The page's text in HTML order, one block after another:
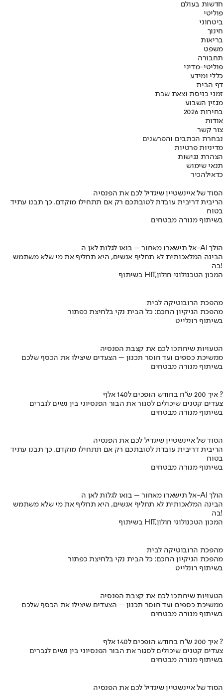
חדשות בעולם
פוליטי
ביטחוני
חינוך
בריאות
משפט
תחבורה
פוליטי-מדיני
כללי ומידע
דף הבית
זמני כניסת וצאת שבת
מגזין השבוע
בחירות 2026
אודות
צור קשר
נבחרת הכתבים והפרשנים
מדיניות פרטיות
הצהרת נגישות
תנאי שימוש
כדאילהכיר
הסוד של איינשטיין שיגדיל לכם את הפנסיה
הריבית דריבית עובדת לטובתכם רק אם תתחילו מוקדם. כך תבנו עתיד
בטוח
בשיתוף מנורה מבטחים
אל תישארו מאחור – בואו לגלות לאן ה-AI הולך
הבינה המלאכותית לא תחליף אנשים, היא תחליף את מי שלא משתמש
בה!
בשיתוף HIT,המכון הטכנולוגי חולון
מהפכת הרובוטיקה לבית
מהפכת הניקיון החכם: כל הבית נקי בלחיצת כפתור
בשיתוף רונלייט
הטעויות שיחתכו לכם את קצבת הפנסיה
ממשיכת כספים ועד חוסר תכנון – הצעדים שיצילו את הכסף שלכם
בשיתוף מנורה מבטחים
איך 200 ש"ח בחודש הופכים ל140 אלף ?
צעדים קטנים שיכולים לסגור את הבור הפנסיוני בין נשים לגברים
בשיתוף מנורה מבטחים
הסוד של איינשטיין שיגדיל לכם את הפנסיה
הריבית דריבית עובדת לטובתכם רק אם תתחילו מוקדם. כך תבנו עתיד
בטוח
בשיתוף מנורה מבטחים
אל תישארו מאחור – בואו לגלות לאן ה-AI הולך
הבינה המלאכותית לא תחליף אנשים, היא תחליף את מי שלא משתמש
בה!
בשיתוף HIT,המכון הטכנולוגי חולון
מהפכת הרובוטיקה לבית
מהפכת הניקיון החכם: כל הבית נקי בלחיצת כפתור
בשיתוף רונלייט
הטעויות שיחתכו לכם את קצבת הפנסיה
ממשיכת כספים ועד חוסר תכנון – הצעדים שיצילו את הכסף שלכם
בשיתוף מנורה מבטחים
איך 200 ש"ח בחודש הופכים ל140 אלף ?
צעדים קטנים שיכולים לסגור את הבור הפנסיוני בין נשים לגברים
בשיתוף מנורה מבטחים
הסוד של איינשטיין שיגדיל לכם את הפנסיה